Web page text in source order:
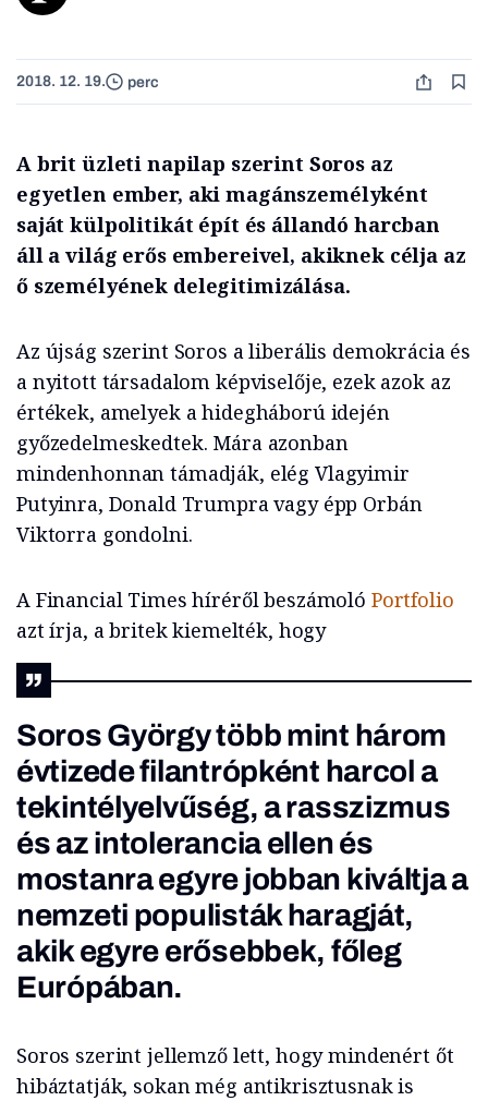
2018. 12. 19. perc
A brit üzleti napilap szerint Soros az
egyetlen ember, aki magánszemélyként
saját külpolitikát épít és állandó harcban
áll a világ erős embereivel, akiknek célja az
ő személyének delegitimizálása.
Az újság szerint Soros a liberális demokrácia és
a nyitott társadalom képviselője, ezek azok az
értékek, amelyek a hidegháború idején
győzedelmeskedtek. Mára azonban
mindenhonnan támadják, elég Vlagyimir
Putyinra, Donald Trumpra vagy épp Orbán
Viktorra gondolni.
A Financial Times híréről beszámoló Portfolio
azt írja, a britek kiemelték, hogy
Soros György több mint három
évtizede filantrópként harcol a
tekintélyelvűség, a rasszizmus
és az intolerancia ellen és
mostanra egyre jobban kiváltja a
nemzeti populisták haragját,
akik egyre erősebbek, főleg
Európában.
Soros szerint jellemző lett, hogy mindenért őt
hibáztatják, sokan még antikrisztusnak is